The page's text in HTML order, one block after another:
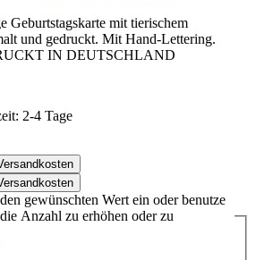
Geburtstagskarte mit tierischem
und gedruckt. Mit Hand-Lettering.
IN DEUTSCHLAND
2-4 Tage
gewünschten Wert ein oder benutze
Anzahl zu erhöhen oder zu